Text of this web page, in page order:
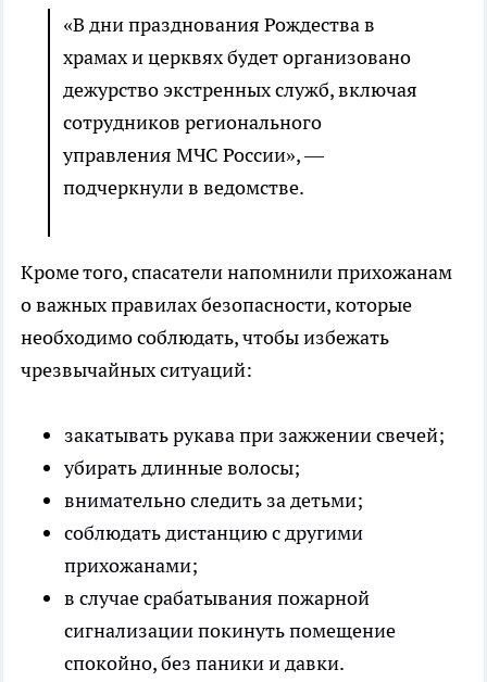
«В дни празднования Рождества в
храмах и церквях будет организовано
дежурство экстренных служб, включая
сотрудников регионального
управления МЧС России», —
подчеркнули в ведомстве.
Кроме того, спасатели напомнили прихожанам
о важных правилах безопасности, которые
необходимо соблюдать, чтобы избежать
чрезвычайных ситуаций:
закатывать рукава при зажжении свечей;
убирать длинные волосы;
внимательно следить за детьми;
соблюдать дистанцию с другими
прихожанами;
в случае срабатывания пожарной
сигнализации покинуть помещение
спокойно, без паники и давки.